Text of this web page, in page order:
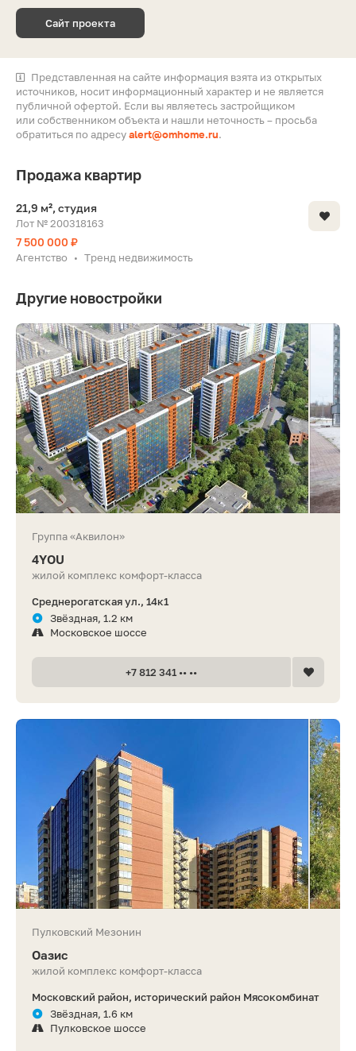
Сайт проекта
Представленная на сайте информация взята из открытых
источников, носит информационный характер и не является
публичной офертой. Если вы являетесь застройщиком
или собственником объекта и нашли неточность – просьба
обратиться по адресуalert@omhome.ru.
Продажа квартир
21,9 м², студия
Лот № 200318163
7 500 000 ₽
Агентство • Тренд недвижимость
Другие новостройки
Группа «Аквилон»
4YOU
жилой комплекс комфорт-класса
Среднерогатская ул., 14к1
Звёздная, 1.2 км
Московское шоссе
+7 812 341 •• ••
Пулковский Мезонин
Оазис
жилой комплекс комфорт-класса
Московский район, исторический район Мясокомбинат
Звёздная, 1.6 км
Пулковское шоссе